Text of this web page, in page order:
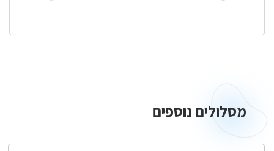
נוספיםמסלולים נוספים